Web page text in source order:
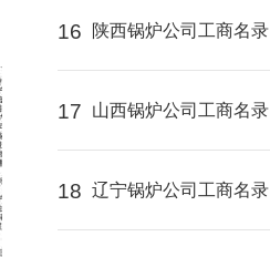
16 陕西锅炉公司工商名录
17 山西锅炉公司工商名录
18 辽宁锅炉公司工商名录